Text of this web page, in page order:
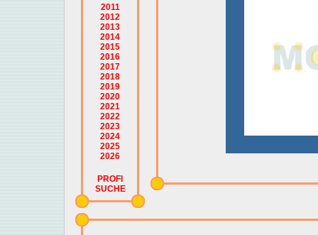
2011
2012
2013
2014
2015
2016
2017
2018
2019
2020
2021
2022
2023
2024
2025
2026
PROFI
SUCHE